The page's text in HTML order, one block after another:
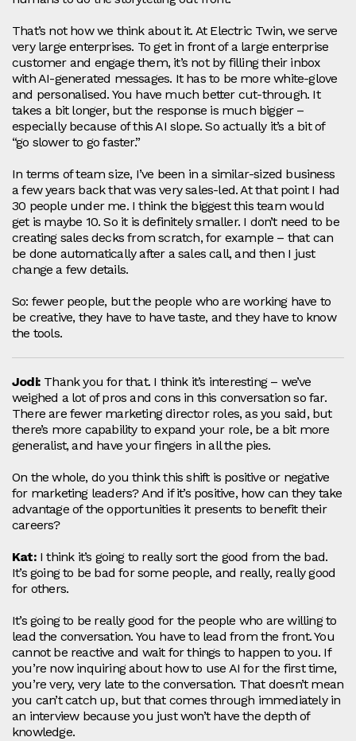
That’s not how we think about it. At Electric Twin, we serve
very large enterprises. To get in front of a large enterprise
customer and engage them, it’s not by filling their inbox
with AI‑generated messages. It has to be more white‑glove
and personalised. You have much better cut‑through. It
takes a bit longer, but the response is much bigger –
especially because of this AI slope. So actually it’s a bit of
“go slower to go faster.”
In terms of team size, I’ve been in a similar‑sized business
a few years back that was very sales‑led. At that point I had
30 people under me. I think the biggest this team would
get is maybe 10. So it is definitely smaller. I don’t need to be
creating sales decks from scratch, for example – that can
be done automatically after a sales call, and then I just
change a few details.
So: fewer people, but the people who are working have to
be creative, they have to have taste, and they have to know
the tools.
Jodi: Thank you for that. I think it’s interesting – we’ve
weighed a lot of pros and cons in this conversation so far.
There are fewer marketing director roles, as you said, but
there’s more capability to expand your role, be a bit more
generalist, and have your fingers in all the pies.
On the whole, do you think this shift is positive or negative
for marketing leaders? And if it’s positive, how can they take
advantage of the opportunities it presents to benefit their
careers?
Kat:I think it’s going to really sort the good from the bad.
It’s going to be bad for some people, and really, really good
for others.
It’s going to be really good for the people who are willing to
lead the conversation. You have to lead from the front. You
cannot be reactive and wait for things to happen to you. If
you’re now inquiring about how to use AI for the first time,
you’re very, very late to the conversation. That doesn’t mean
you can’t catch up, but that comes through immediately in
an interview because you just won’t have the depth of
knowledge.